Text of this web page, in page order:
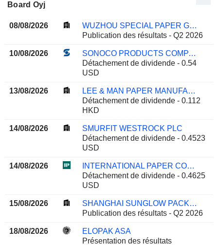
Board Oyj
08/08/2026
WUZHOU SPECIAL PAPER GROUP CO., LTD.
Publication des résultats - Q2 2026
10/08/2026
SONOCO PRODUCTS COMPANY
Détachement de dividende - 0.54
USD
13/08/2026
LEE & MAN PAPER MANUFACTURING LIMITED
Détachement de dividende - 0.112
HKD
14/08/2026
SMURFIT WESTROCK PLC
Détachement de dividende - 0.4523
USD
14/08/2026
INTERNATIONAL PAPER COMPANY
Détachement de dividende - 0.4625
USD
15/08/2026
SHANGHAI SUNGLOW PACKAGING TECHNOLOGY CO.,LTD
Publication des résultats - Q2 2026
18/08/2026
ELOPAK ASA
Présentation des résultats